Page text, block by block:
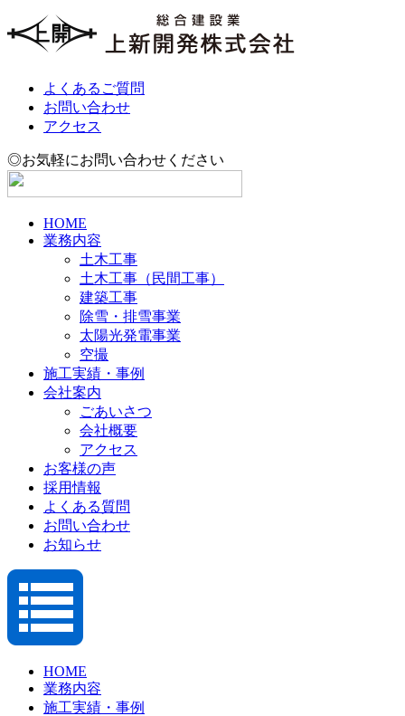
よくあるご質問
お問い合わせ
アクセス
◎お気軽にお問い合わせください
HOME
業務内容
土木工事
土木工事（民間工事）
建築工事
除雪・排雪事業
太陽光発電事業
空撮
施工実績・事例
会社案内
ごあいさつ
会社概要
アクセス
お客様の声
採用情報
よくある質問
お問い合わせ
お知らせ
HOME
業務内容
施工実績・事例